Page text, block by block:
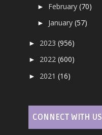
► February(70)
► January(57)
► 2023(956)
► 2022(600)
► 2021(16)
CONNECT WITH US